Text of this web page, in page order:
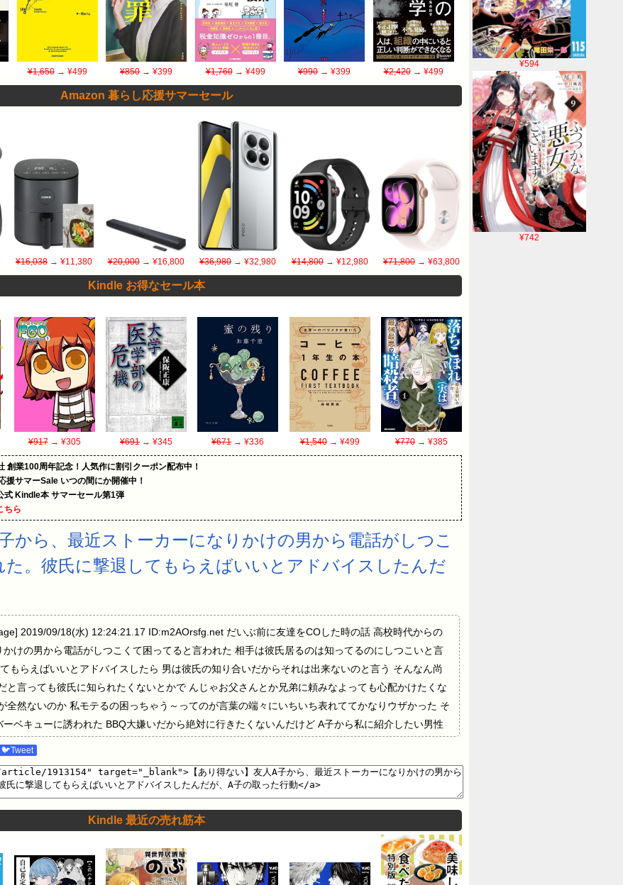
¥594
¥742
¥1,650→ ¥499 ¥850 → ¥399 ¥1,760→ ¥499 ¥990 → ¥399 ¥2,420→ ¥499
Amazon 暮らし応援サマーセール
¥16,038 → ¥11,380 ¥20,000→ ¥16,800 ¥36,980 → ¥32,980 ¥14,800→ ¥12,980 ¥71,800 → ¥63,800
Kindle お得なセール本
¥917→ ¥305 ¥691→ ¥345 ¥671→ ¥336 ¥1,540→ ¥499 ¥770→ ¥385
創業100周年記念！人気作に割引クーポン配布中！
援サマーSale いつの間にか開催中！
式 Kindle本 サマーセール第1弾
ちら
から、最近ストーカーになりかけの男から電話がしつこ
た。彼氏に撃退してもらえばいいとアドバイスしたんだ
2019/09/18(水) 12:24:21.17 ID:m2AOrsfg.net だいぶ前に友達をCOした時の話 高校時代からの
けの男から電話がしつこくて困ってると言われた 相手は彼氏居るのは知ってるのにしつこいと言
もらえばいいとアドバイスしたら 男は彼氏の知り合いだからそれは出来ないのと言う そんなん尚
と言っても彼氏に知られたくないとかで んじゃお父さんとか兄弟に頼みなよっても心配かけたくな
全然ないのか 私モテるの困っちゃう～ってのが言葉の端々にいちいち表れててかなりウザかった そ
ベキューに誘われた BBQ大嫌いだから絶対に行きたくないんだけど A子から私に紹介したい男性
う話してしまってあるから どうしても来て欲しいとかなりしつこく頼まれてしまい仕方なく参加し
のウェーイ系だらけの車の一番後ろで (全然話が違うじゃんかA子はウェイ系になってたんか)と独
前の田舎町の道から一人の男性がもう一台の車に同乗して来た。 ウェイ系ではないガリガリに細い
あまりにも違う雰囲気だからヒッチハイクの人を拾った？と思っていた。…
🐦Tweet
Kindle 最近の売れ筋本